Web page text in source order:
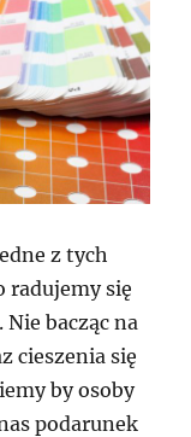
z tych
radujemy się
bacząc na
cieszenia się
by osoby
podarunek